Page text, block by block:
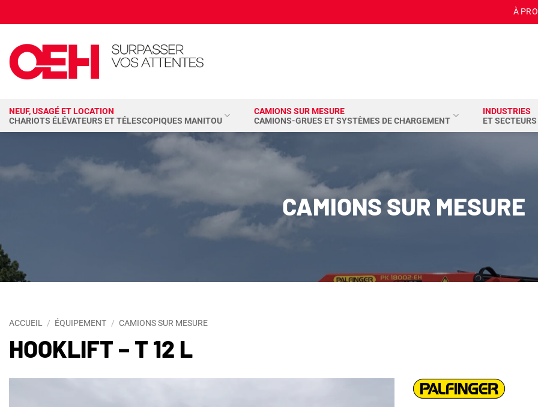
au
contenu
À
NEUF, USAGÉ ET LOCATION
CHARIOTS ÉLÉVATEURS ET TÉLESCOPIQUES MANITOU
CAMIONS SUR MESURE
CAMIONS-GRUES ET SYSTÈMES DE CHARGEMENT
INDUSTRIES
ET SECTEURS
CAMIONS SUR MESURE
ACCUEIL / ÉQUIPEMENT / CAMIONS SUR MESURE
HOOKLIFT – T 12 L